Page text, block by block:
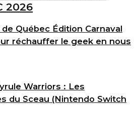
Québec Édition Carnaval
réchauffer le geek en nous
Warriors : Les
du Sceau (Nintendo Switch